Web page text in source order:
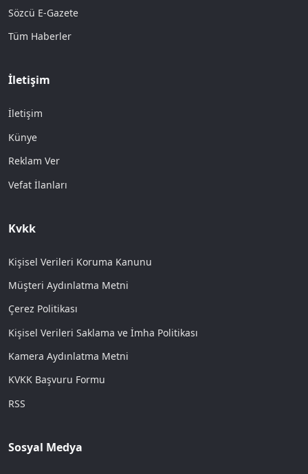
Sözcü E-Gazete
Tüm Haberler
İletişim
İletişim
Künye
Reklam Ver
Vefat İlanları
Kvkk
Kişisel Verileri Koruma Kanunu
Müşteri Aydınlatma Metni
Çerez Politikası
Kişisel Verileri Saklama ve İmha Politikası
Kamera Aydınlatma Metni
KVKK Başvuru Formu
RSS
Sosyal Medya